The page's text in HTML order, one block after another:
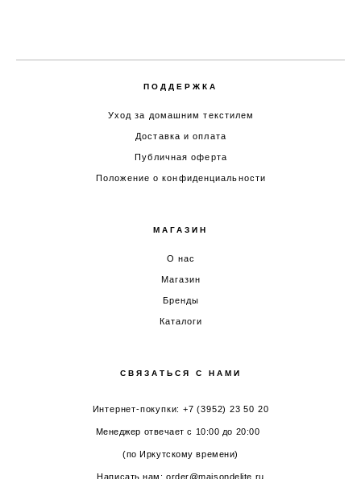
ПОДДЕРЖКА
Уход за домашним текстилем
Доставка и оплата
Публичная оферта
Положение о конфиденциальности
МАГАЗИН
О нас
Магазин
Бренды
Каталоги
СВЯЗАТЬСЯ С НАМИ
Интернет-покупки: +7 (3952) 23 50 20
Менеджер отвечает с 10:00 до 20:00
(по Иркутскому времени)
Написать нам: order@maisondelite.ru